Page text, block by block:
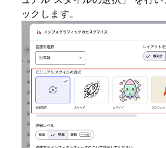
ックします。